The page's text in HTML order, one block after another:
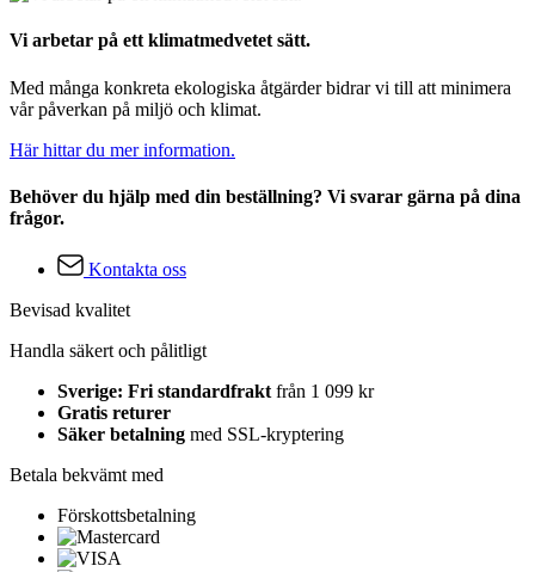
Vi arbetar på ett klimatmedvetet sätt.
Med många konkreta ekologiska åtgärder bidrar vi till att minimera
vår påverkan på miljö och klimat.
Här hittar du mer information.
Behöver du hjälp med din beställning? Vi svarar gärna på dina
frågor.
Kontakta oss
Bevisad kvalitet
Handla säkert och pålitligt
Sverige: Fri standardfrakt från 1 099 kr
Gratis returer
Säker betalning med SSL-kryptering
Betala bekvämt med
Förskottsbetalning